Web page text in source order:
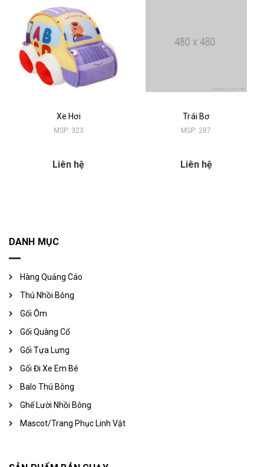
Xe Hơi
MSP: 323
Liên hệ
Trái Bơ
MSP: 287
Liên hệ
DANH MỤC
Hàng Quảng Cáo
Thú Nhồi Bông
Gối Ôm
Gối Quàng Cổ
Gối Tựa Lưng
Gối Đi Xe Em Bé
Balo Thú Bông
Ghế Lười Nhồi Bông
Mascot/Trang Phục Linh Vật